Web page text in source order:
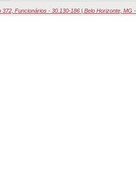
372, Funcionários - 30.130-186 | Belo Horizonte, MG